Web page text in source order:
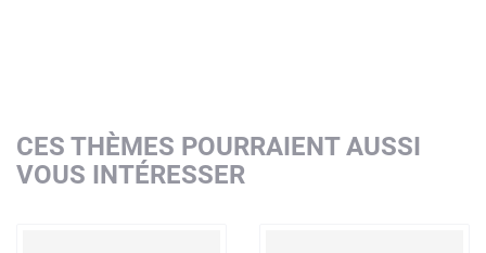
CES THÈMES POURRAIENT AUSSI
VOUS INTÉRESSER